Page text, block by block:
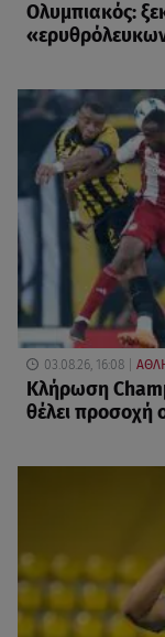
Ολυμπιακός:
03.08.26, 16:08
Κλήρωση
θέλει προσοχή